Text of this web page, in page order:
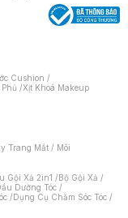
Cushion /
/Xịt Khoá Makeup
Trang Mắt / Môi
Gội Xả 2in1 /Bộ Gội Xả /
Dưỡng Tóc /
/Dụng Cụ Chăm Sóc Tóc /